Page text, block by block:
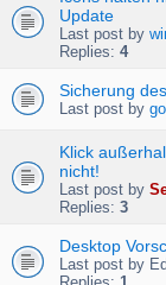
Update
Last post by
Replies: 4
Sicherung
Last post by
Klick
nicht!
Last post by
Replies: 3
Desktop
Last post by